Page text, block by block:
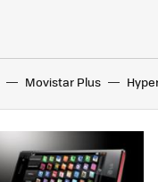
Movistar Plus